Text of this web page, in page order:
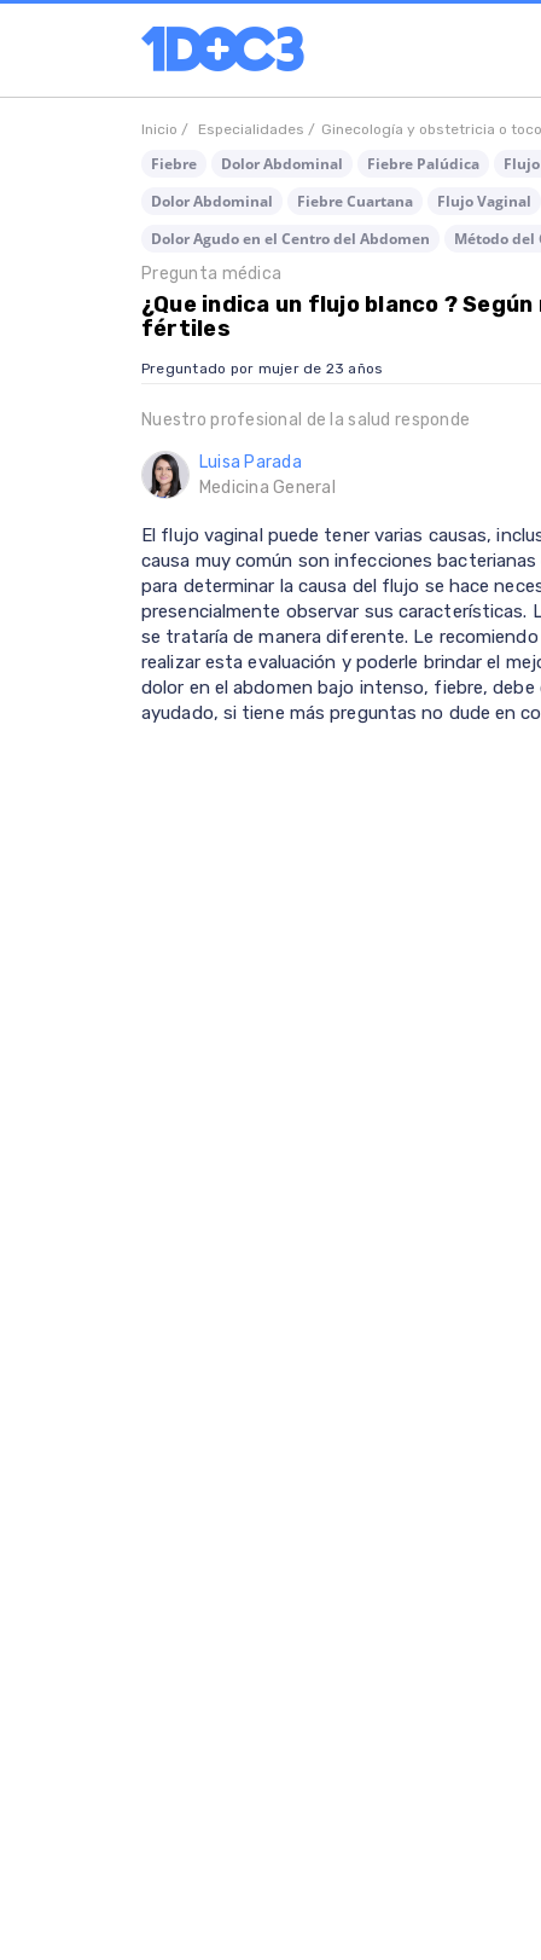
Inicio / Especialidades / Ginecología y obstetricia o
Fiebre Dolor Abdominal Fiebre Palúdica
Dolor Abdominal
Fiebre Cuartana Flujo Vaginal
Dolor Agudo en el Centro del Abdomen
Método del
Pregunta médica
¿Que indica un flujo blanco ?
fértiles
Preguntado por mujer de 23 años
Nuestro profesional de la salud responde
Luisa Parada
Medicina General
El flujo vaginal puede tener varias causas,
causa muy común son infecciones
para determinar la causa del flujo se hace
presencialmente observar sus características.
se trataría de manera diferente. Le
realizar esta evaluación y poderle brindar el
dolor en el abdomen bajo intenso, fiebre,
ayudado, si tiene más preguntas no dude en